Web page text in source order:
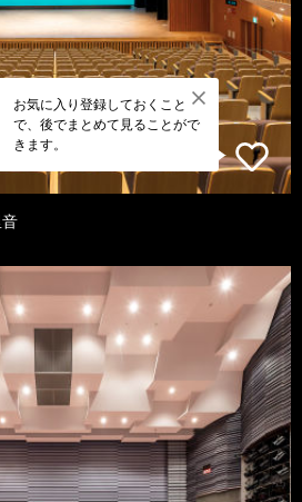
お気に入り登録しておくこと
で、後でまとめて見ることがで
きます。